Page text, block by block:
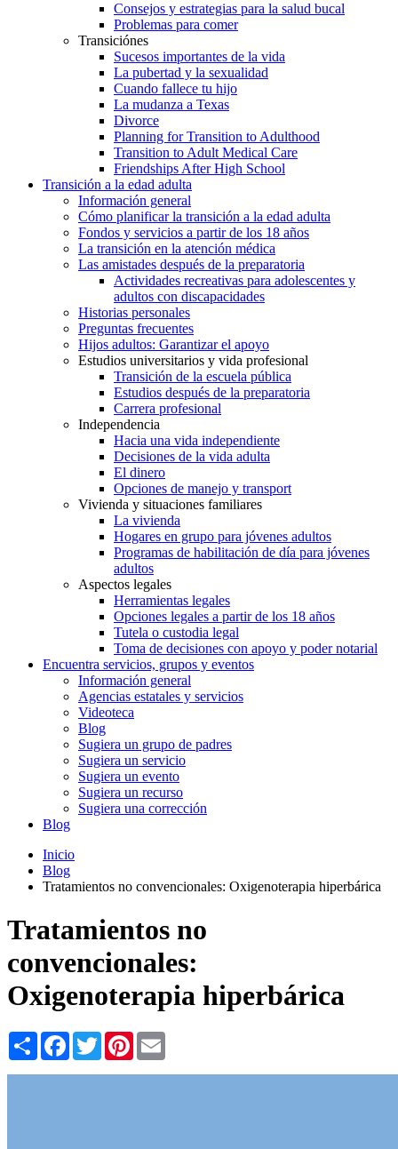
Consejos y estrategias para la salud bucal
Problemas para comer
Transiciónes
Sucesos importantes de la vida
La pubertad y la sexualidad
Cuando fallece tu hijo
La mudanza a Texas
Divorce
Planning for Transition to Adulthood
Transition to Adult Medical Care
Friendships After High School
Transición a la edad adulta
Información general
Cómo planificar la transición a la edad adulta
Fondos y servicios a partir de los 18 años
La transición en la atención médica
Las amistades después de la preparatoria
Actividades recreativas para adolescentes y
adultos con discapacidades
Historias personales
Preguntas frecuentes
Hijos adultos: Garantizar el apoyo
Estudios universitarios y vida profesional
Transición de la escuela pública
Estudios después de la preparatoria
Carrera profesional
Independencia
Hacia una vida independiente
Decisiones de la vida adulta
El dinero
Opciones de manejo y transport
Vivienda y situaciones familiares
La vivienda
Hogares en grupo para jóvenes adultos
Programas de habilitación de día para jóvenes
adultos
Aspectos legales
Herramientas legales
Opciones legales a partir de los 18 años
Tutela o custodia legal
Toma de decisiones con apoyo y poder notarial
Encuentra servicios, grupos y eventos
Información general
Agencias estatales y servicios
Videoteca
Blog
Sugiera un grupo de padres
Sugiera un servicio
Sugiera un evento
Sugiera un recurso
Sugiera una corrección
Blog
Inicio
Blog
Tratamientos no convencionales: Oxigenoterapia hiperbárica
Tratamientos no
convencionales:
Oxigenoterapia hiperbárica
Share Facebook
TwitterPinterest